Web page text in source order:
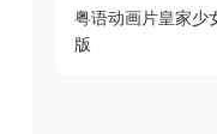
粤语动画片皇家少
版